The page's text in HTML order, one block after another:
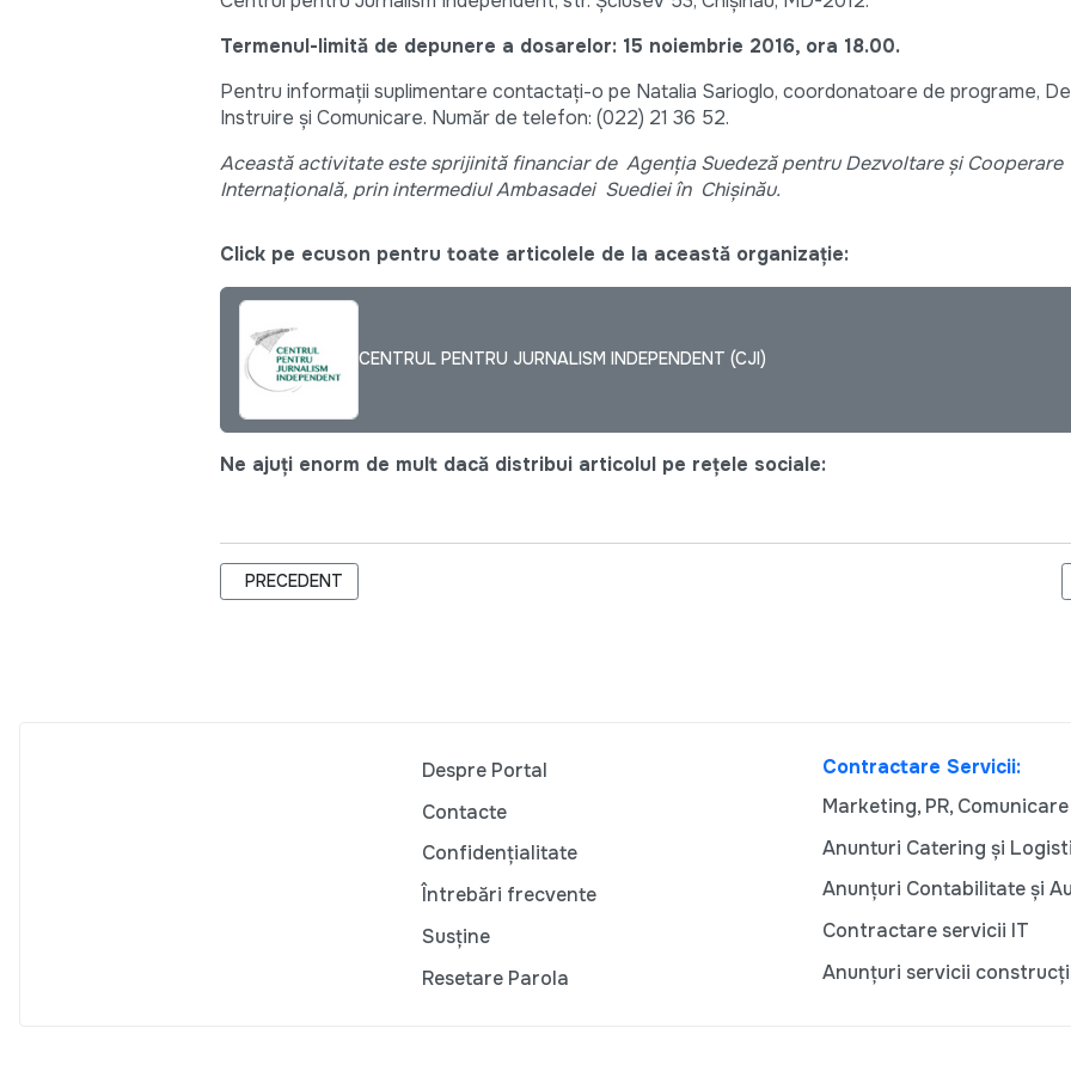
Termenul-limită de depunere a dosarelor: 15 noiembrie 2016, ora 18.00.
Pentru informaţii suplimentare contactați-o pe Natalia Sarioglo, coordonatoare de programe,
Instruire și Comunicare. Număr de telefon: (022) 21 36 52.
Această activitate este sprijinită financiar de Agenţia Suedeză pentru Dezvoltare şi Cooperare
Internaţională, prin intermediul Ambasadei Suediei în Chișinău.
Click pe ecuson pentru toate articolele de la această organizație:
CENTRUL PENTRU JURNALISM INDEPENDENT (CJI)
Ne ajuți enorm de mult dacă distribui articolul pe rețele sociale:
ARTICOL PRECEDENT: RAPORT NR. 2 DE MONITORIZARE A MASS-MEDIA: ONG-URILE DE MEDIA
PRECEDENT
Despre Portal
Contacte
Confidențialitate
Întrebări frecvente
Susține
Resetare Parola
Contractare Servicii:
Marketing, PR, Comunicare
Anunturi Catering și
Anunțuri Contabilitate și
Contractare servicii IT
Anunțuri servicii